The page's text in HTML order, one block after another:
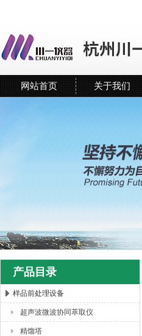
杭州川一实验仪器有限公司
网站首页 关于我们
产品目录
样品前处理设备
超声波微波协同萃取仪
精馏塔